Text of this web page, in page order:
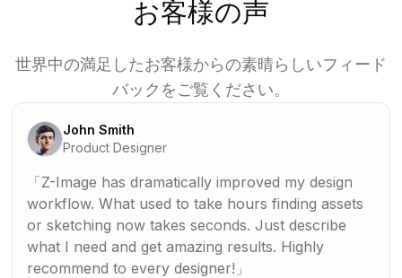
お客様の声
世界中の満足したお客様からの素晴らしいフィード
バックをご覧ください。
John Smith
Product Designer
Z-Image has dramatically improved my design
workflow. What used to take hours finding assets
or sketching now takes seconds. Just describe
what I need and get amazing results. Highly
recommend to every designer!